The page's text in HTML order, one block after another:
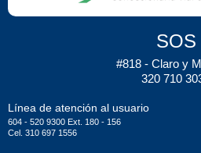
SOS
#818 - Claro y
320 710
Línea de atención al usuario
604 - 520 9300 Ext. 180 - 156
Cel. 310 697 1556